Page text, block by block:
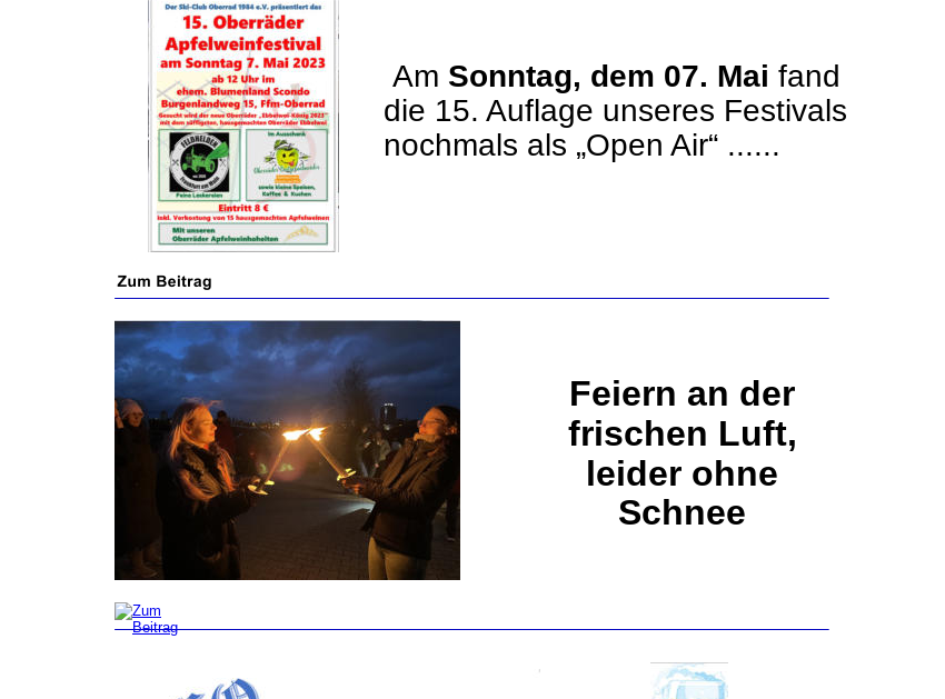
Feiern an der
frischen Luft,
leider ohne
Schnee
Am Sonntag, dem 07. Mai fand
die 15. Auflage unseres Festivals
nochmals als „Open Air“ ......